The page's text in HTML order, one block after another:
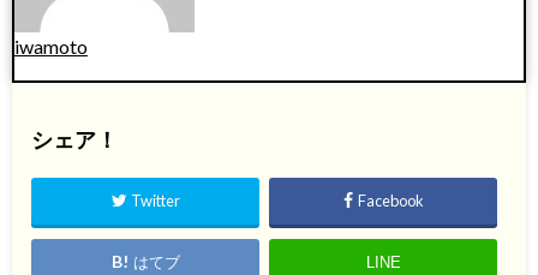
iwamoto
シェア！
Twitter Facebook
はてブ LINE